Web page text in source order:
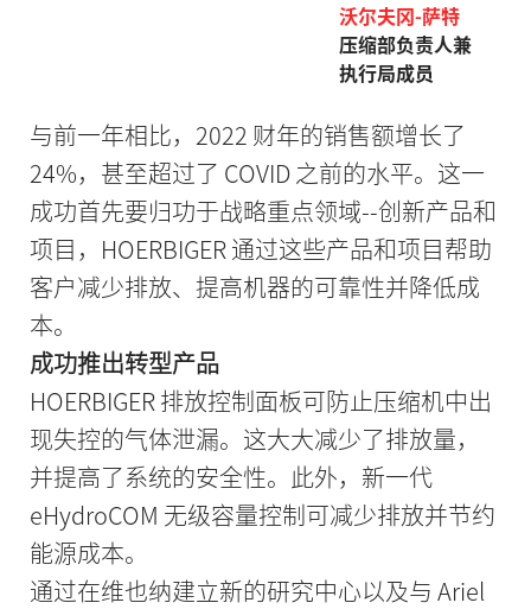
沃尔夫冈-萨特
压缩部负责人兼
执行局成员
与前一年相比，2022 财年的销售额增长了
24%，甚至超过了 COVID 之前的水平。这一
成功首先要归功于战略重点领域--创新产品和
项目，HOERBIGER 通过这些产品和项目帮助
客户减少排放、提高机器的可靠性并降低成
本。
成功推出转型产品
HOERBIGER 排放控制面板可防止压缩机中出
现失控的气体泄漏。这大大减少了排放量，
并提高了系统的安全性。此外，新一代
eHydroCOM 无级容量控制可减少排放并节约
能源成本。
通过在维也纳建立新的研究中心以及与 Ariel